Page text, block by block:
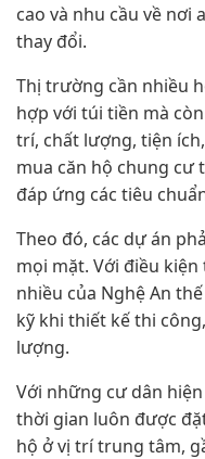
cao và nhu cầu về nơi
thay đổi.
Thị trường cần nhiều
hợp với túi tiền mà
trí, chất lượng, tiện
mua căn hộ chung cư
đáp ứng các tiêu
Theo đó, các dự án
mọi mặt. Với điều
nhiều của Nghệ An
kỹ khi thiết kế thi
lượng.
Với những cư dân
thời gian luôn được
hộ ở vị trí trung tâm,